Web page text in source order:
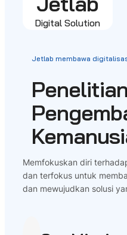
Digital Solution
Jetlab membawa
Memfokuskan diri
dan terfokus untuk
dan mewujudkan solusi